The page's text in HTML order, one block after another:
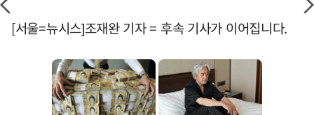
[서울=뉴시스]조재완 기자 = 후속 기사가 이어집니다.